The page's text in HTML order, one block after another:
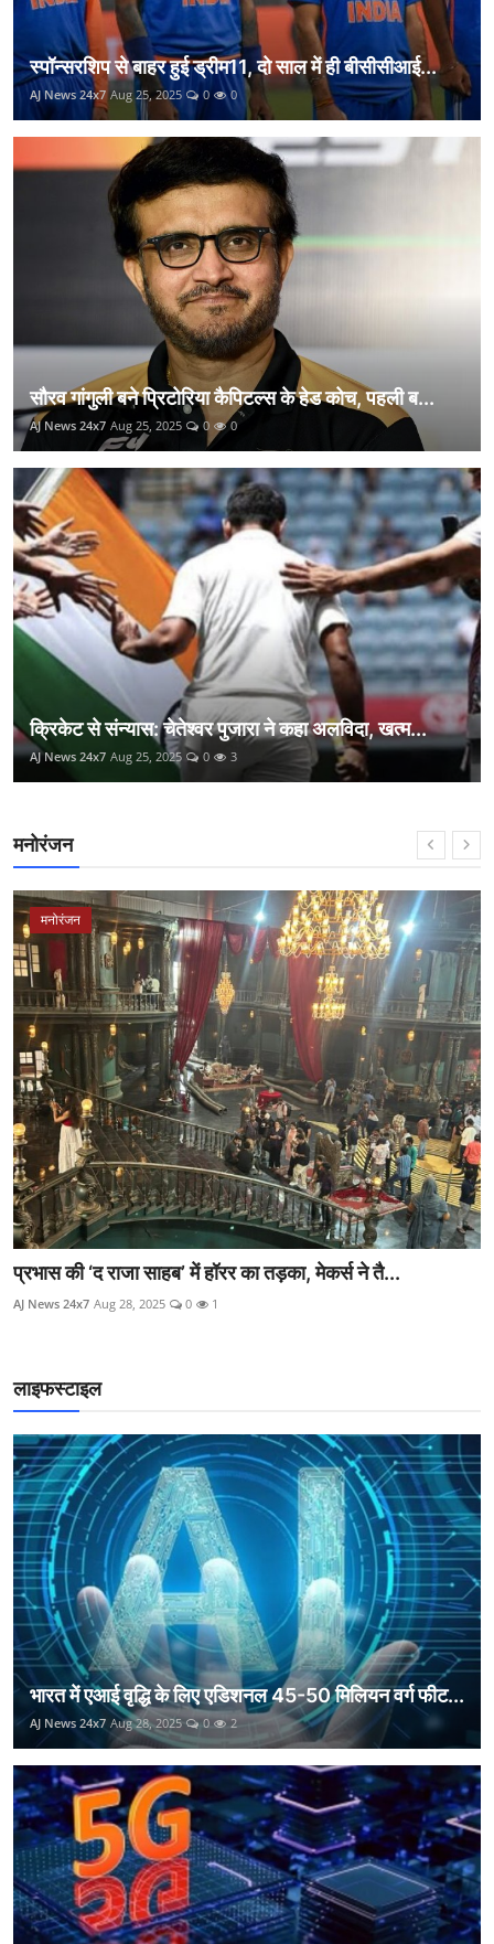
स्पॉन्सरशिप से बाहर हुई ड्रीम11, दो साल में ही बीसीसीआई...
AJ News 24x7 Aug 25, 2025 0 0
सौरव गांगुली बने प्रिटोरिया कैपिटल्स के हेड कोच, पहली ब...
AJ News 24x7 Aug 25, 2025 0 0
क्रिकेट से संन्यास: चेतेश्वर पुजारा ने कहा अलविदा, खत्म...
AJ News 24x7 Aug 25, 2025 0 3
मनोरंजन
मनोरंजन
फातिमा सना शेख संग रोमांस करेंगे आर. माधवन, फिल्म ‘आप ज...
AJ News 24x7 Aug 28, 2025 0 0
लाइफस्टाइल
भारत में एआई वृद्धि के लिए एडिशनल 45-50 मिलियन वर्ग फीट...
AJ News 24x7 Aug 28, 2025 0 2